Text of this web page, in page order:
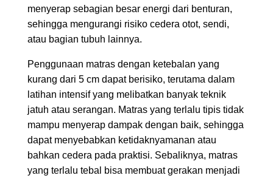
menyerap sebagian besar energi dari benturan,
sehingga mengurangi risiko cedera otot, sendi,
atau bagian tubuh lainnya.
Penggunaan matras dengan ketebalan yang
kurang dari 5 cm dapat berisiko, terutama dalam
latihan intensif yang melibatkan banyak teknik
jatuh atau serangan. Matras yang terlalu tipis tidak
mampu menyerap dampak dengan baik, sehingga
dapat menyebabkan ketidaknyamanan atau
bahkan cedera pada praktisi. Sebaliknya, matras
yang terlalu tebal bisa membuat gerakan menjadi